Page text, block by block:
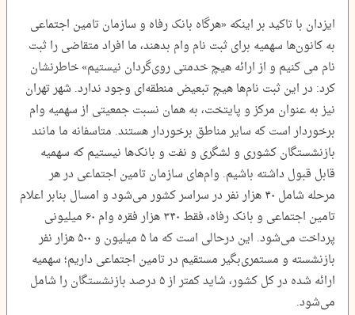
ایزدان با تاکید بر اینکه «هرگاه بانک رفاه و سازمان تامین اجتماعی
به کانون‌ها سهمیه برای ثبت نام وام بدهند، ما افراد متقاضی را ثبت
نام می کنیم و از ارائه هیچ خدمتی روی‌گردان نیستیم» خاطرنشان
کرد: در این ثبت نام‌ها هیچ تبعیض منطقه‌ای وجود ندارد. شهر تهران
نیز به عنوان مرکز و پایتخت، به همان نسبت جمعیتی از سهمیه وام
برخوردار است که سایر مناطق برخوردار هستند. متاسفانه ما مانند
بازنشستگان کشوری و لشگری و نفت و بانک‌ها نیستیم که سهمیه
قابل قبول داشته باشیم. وام‌های سازمان تامین اجتماعی در هر
مرحله شامل ۴۰ هزار نفر در سراسر کشور می‌شود و امسال بنابر اعلام
تامین اجتماعی و بانک رفاه، فقط ۳۴۰ هزار فقره وام ۶۰ میلیونی
پرداخت می‌شود. این درحالی است که ما ۵ میلیون و ۵۰۰ هزار نفر
بازنشسته و مستمری‌بگیر مستقیم در تامین اجتماعی داریم؛ سهمیه
ارائه شده در کل کشور، شاید کمتر از ۵ درصد بازنشستگان را شامل
می‌شود.